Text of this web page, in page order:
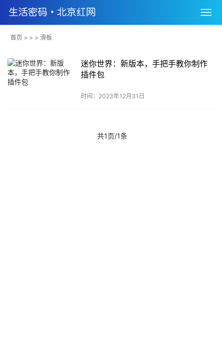
首页 > > > 滑板
迷你世界：新版本，手把手教你制作
插件包
时间：2023年12月31日
共1页/1条